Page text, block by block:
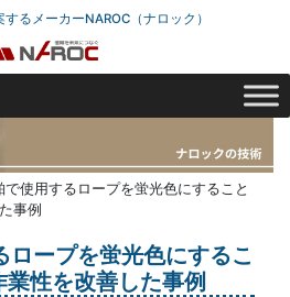
るメーカーNAROC（ナロック）
で使用するロープを蛍光色にすること
事例
ロープを蛍光色にするこ
性を改善した事例